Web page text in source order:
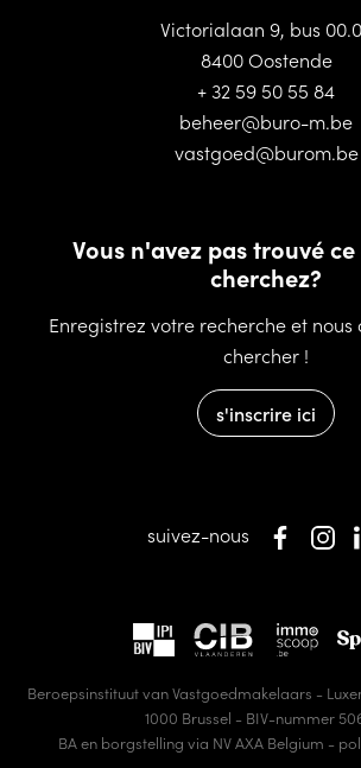
Victorialaan 9, bus
8400 Oostende
+ 32 59 50 55 84
beheer@buro-m.be
vastgoed@burom.be
Vous n'avez pas trouvé
cherchez?
Enregistrez votre recherche et nous
chercher !
s'inscrire ici
Beroepsinstituut van Vastgoedmakelaars -
1000 Brussel - BIV-nummer
BA en borgstelling via NV AXA Belgium -
suivez-nous